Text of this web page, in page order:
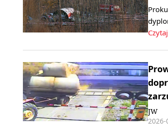
JW
2026-